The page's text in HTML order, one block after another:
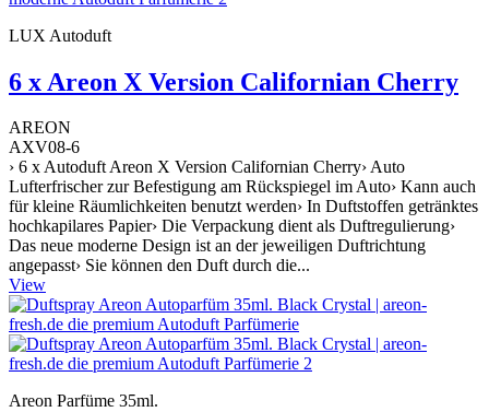
LUX Autoduft
6 x Areon X Version Californian Cherry
AREON
AXV08-6
› 6 x Autoduft Areon X Version Californian Cherry› Auto
Lufterfrischer zur Befestigung am Rückspiegel im Auto› Kann auch
für kleine Räumlichkeiten benutzt werden› In Duftstoffen getränktes
hochkapilares Papier› Die Verpackung dient als Duftregulierung›
Das neue moderne Design ist an der jeweiligen Duftrichtung
angepasst› Sie können den Duft durch die...
View
Areon Parfüme 35ml.